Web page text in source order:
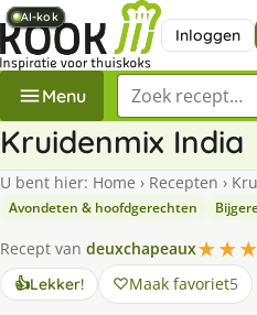
Inloggen
Menu Zoek een recept
Kruidenmix India
U bent hier: Home › Recepten ›
Avondeten & hoofdgerechten
Recept van deuxchapeaux
👍Lekker! Maak favoriet5
AI-kok
AI-kok
AI-kok
AI-kok
AI-kok
AI-kok
AI-kok